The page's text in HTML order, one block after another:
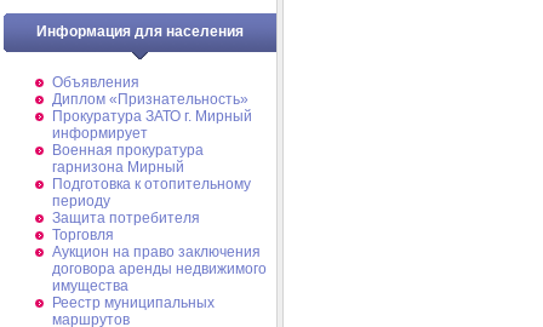
Информация для населения
Объявления
Диплом «Признательность»
Прокуратура ЗАТО г. Мирный
информирует
Военная прокуратура
гарнизона Мирный
Подготовка к отопительному
периоду
Защита потребителя
Торговля
Аукцион на право заключения
договора аренды недвижимого
имущества
Реестр муниципальных
маршрутов